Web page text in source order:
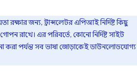
রক্ষার জন্য, ট্রান্সলেটর এপিআই নির্দিষ্ট কিছু
রাখে। এর পরিবর্তে, কোনো নির্দিষ্ট সাইট
করা পর্যন্ত সব ভাষা জোড়াকেই ডাউনলোডযোগ্য